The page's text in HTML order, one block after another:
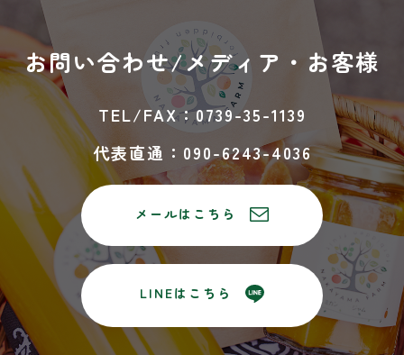
お問い合わせ/メディア・お客様
TEL/FAX：0739-35-1139
代表直通：090-6243-4036
メールはこちら
LINEはこちら